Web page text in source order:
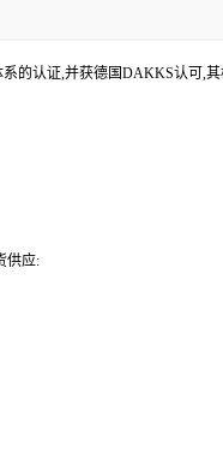
的认证,并获德国DAKKS认可,
供应: